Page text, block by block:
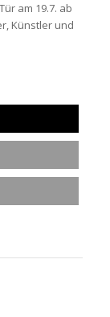
am 19.7. ab
Künstler und